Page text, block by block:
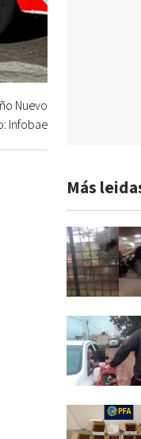
Nuevo
Infobae
Más